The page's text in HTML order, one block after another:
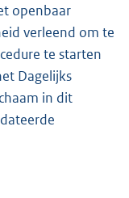
openbaar
verleend om te
te starten
Dagelijks
in dit